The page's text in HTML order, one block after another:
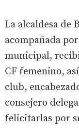
La alcaldesa de
acompañada
municipal,
CF femenino,
club,
consejero
felicitarlas por